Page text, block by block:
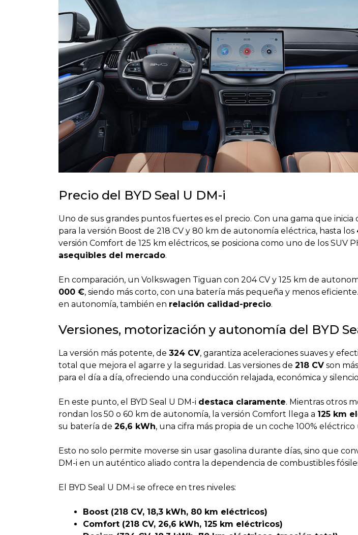
Precio del BYD Seal U DM-i
Uno de sus grandes puntos fuertes es el precio. Con una gama que inicia
para la versión Boost de 218 CV y 80 km de autonomía eléctrica, hasta los
versión Comfort de 125 km eléctricos, se posiciona como uno de los SUV
asequibles del mercado.
En comparación, un Volkswagen Tiguan con 204 CV y 125 km de
000 €, siendo más corto, con una batería más pequeña y menos
en autonomía, también en relación calidad-precio.
Versiones, motorización y autonomía del BYD
La versión más potente, de 324 CV, garantiza aceleraciones suaves y
total que mejora el agarre y la seguridad. Las versiones de 218 CVson
para el día a día, ofreciendo una conducción relajada, económica y
En este punto, el BYD Seal U DM-i destaca claramente. Mientras otros
rondan los 50 o 60 km de autonomía, la versión Comfort llega a 125 km
su batería de 26,6 kWh, una cifra más propia de un coche 100% eléctrico
Esto no solo permite moverse sin usar gasolina durante días, sino que
DM-i en un auténtico aliado contra la dependencia de combustibles
El BYD Seal U DM-i se ofrece en tres niveles:
Boost (218 CV, 18,3 kWh, 80 km eléctricos)
Comfort (218 CV, 26,6 kWh, 125 km eléctricos)